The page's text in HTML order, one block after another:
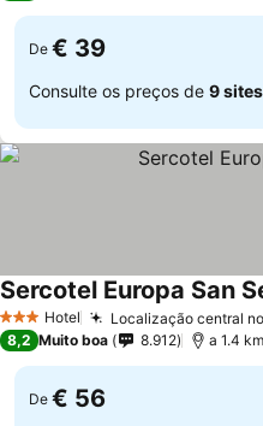
De € 39
Consulte os preços de 9 sites
3 EstrelasHotel Localização central
Sercotel Europa San
8,2 Muito boa 8.912 a 1.4
De € 56